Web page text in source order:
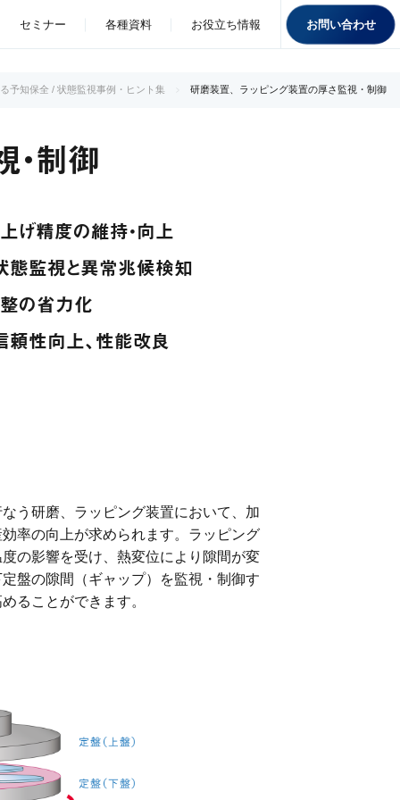
セミナー 各種資料 お役立ち情報 お問い合わせ
予知保全 / 状態監視事例・ヒント集 研磨装置、ラッピング装置の厚さ監視・制御
・制御
げ精度の維持・向上
監視と異常兆候検知
の省力化
性向上、性能改良
う研磨、ラッピング装置において、加
率の向上が求められます。ラッピング
の影響を受け、熱変位により隙間が変
盤の隙間（ギャップ）を監視・制御す
ることができます。